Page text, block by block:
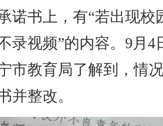
诺书上，有“若出现校
录视频”的内容。9月4
市教育局了解到，情
并整改。